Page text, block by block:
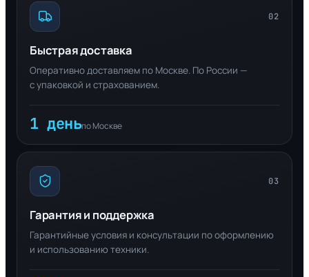
02
Быстрая доставка
Оперативно доставляем по Москве. По России —
с упаковкой и страхованием.
1 деньпо Москве
03
Гарантия и поддержка
Гарантийные условия и консультации по оформлению
и использованию техники.